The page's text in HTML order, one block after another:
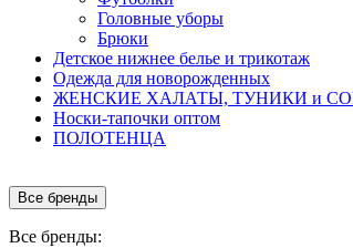
Головные уборы
Брюки
Детское нижнее белье и трикотаж
Одежда для новорожденных
ЖЕНСКИЕ ХАЛАТЫ, ТУНИКИ и
Носки-тапочки оптом
ПОЛОТЕНЦА
Все бренды
Все бренды: